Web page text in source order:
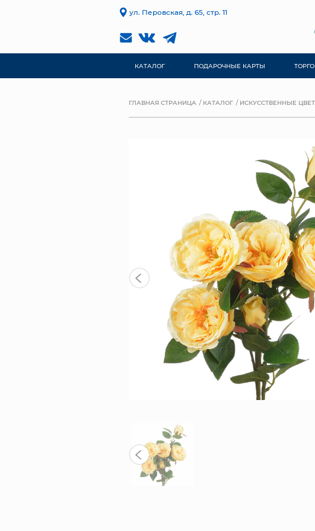
ул. Перовская, д. 65, стр. 11
КАТАЛОГ ПОДАРОЧНЫЕ КАРТЫ
ГЛАВНАЯ СТРАНИЦА КАТАЛОГ ИСКУССТВЕННЫЕ